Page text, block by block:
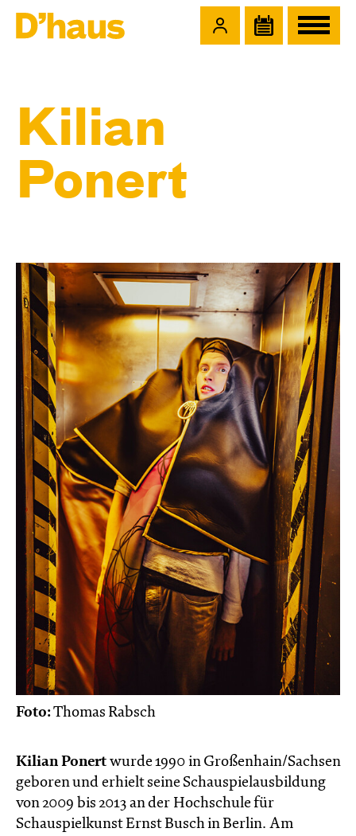
Kilian
Ponert
Foto:Thomas Rabsch
Kilian Ponert wurde 1990 in Großenhain/Sachsen
geboren und erhielt seine Schauspielausbildung
von 2009 bis 2013 an der Hochschule für
Schauspielkunst Ernst Busch in Berlin. Am